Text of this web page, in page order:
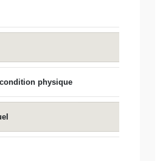
physique